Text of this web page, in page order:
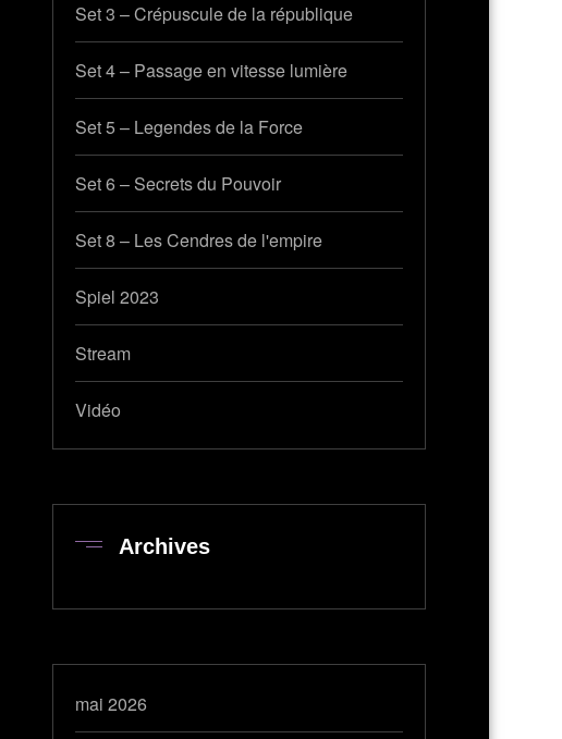
Set 3 – Crépuscule de la république
Set 4 – Passage en vitesse lumière
Set 5 – Legendes de la Force
Set 6 – Secrets du Pouvoir
Set 8 – Les Cendres de l'empire
Spiel 2023
Stream
Vidéo
Archives
mai 2026